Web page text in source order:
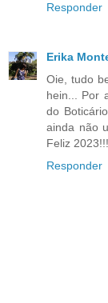
Responder
Erika
Oie, tudo
hein... Por
do
ainda não
Feliz
Responder